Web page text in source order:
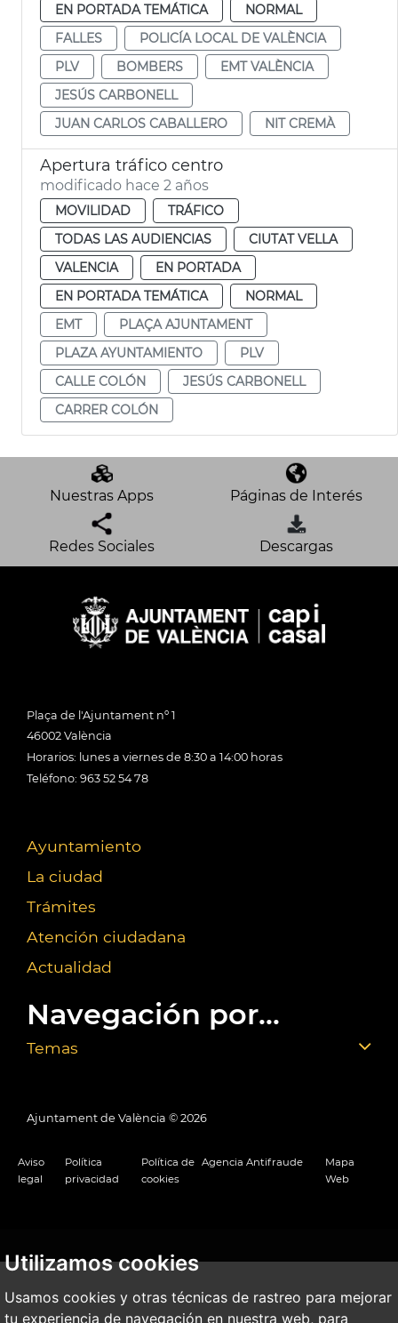
Utilizamos cookies
Usamos cookies y otras técnicas de rastreo para mejorar
tu experiencia de navegación en nuestra web, para
EN PORTADA TEMÁTICA
NORMAL
FALLES
POLICÍA LOCAL DE VALÈNCIA
PLV
BOMBERS
EMT VALÈNCIA
JESÚS CARBONELL
JUAN CARLOS CABALLERO
NIT CREMÀ
Apertura tráfico centro
modificado hace 2 años
MOVILIDAD
TRÁFICO
TODAS LAS AUDIENCIAS
CIUTAT VELLA
VALENCIA
EN PORTADA
EN PORTADA TEMÁTICA
NORMAL
EMT
PLAÇA AJUNTAMENT
PLAZA AYUNTAMIENTO
PLV
CALLE COLÓN
JESÚS CARBONELL
CARRER COLÓN
Nuestras Apps Páginas de Interés
Redes Sociales Descargas
Plaça de l'Ajuntament nº 1
46002 València
Horarios: lunes a viernes de 8:30 a 14:00 horas
Teléfono: 963 52 54 78
Ayuntamiento
La ciudad
Trámites
Atención ciudadana
Actualidad
Navegación por...
Temas
Ajuntament de València © 2026
Aviso
legal
Política
privacidad
Política de
cookies
Agencia Antifraude
Mapa
Web